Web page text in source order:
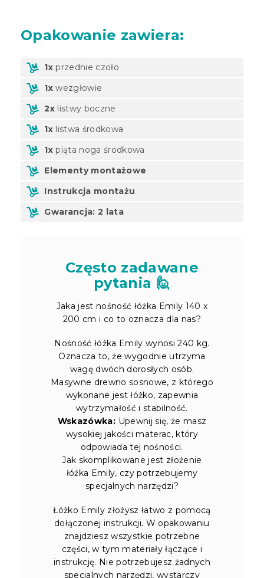
Opakowanie zawiera:
1x przednie czoło
1x wezgłowie
2x listwy boczne
1x listwa środkowa
1x piąta noga środkowa
Elementy montażowe
Instrukcja montażu
Gwarancja: 2 lata
Często zadawane
pytania 🙋
Jaka jest nośność łóżka Emily 140 x
200 cm i co to oznacza dla nas?
Nośność łóżka Emily wynosi 240 kg.
Oznacza to, że wygodnie utrzyma
wagę dwóch dorosłych osób.
Masywne drewno sosnowe, z którego
wykonane jest łóżko, zapewnia
wytrzymałość i stabilność.
Wskazówka: Upewnij się, że masz
wysokiej jakości materac, który
odpowiada tej nośności.
Jak skomplikowane jest złożenie
łóżka Emily, czy potrzebujemy
specjalnych narzędzi?
Łóżko Emily złożysz łatwo z pomocą
dołączonej instrukcji. W opakowaniu
znajdziesz wszystkie potrzebne
części, w tym materiały łączące i
instrukcję. Nie potrzebujesz żadnych
specjalnych narzędzi, wystarczy